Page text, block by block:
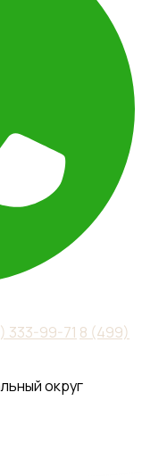
333-99-71 8 (499)
округ